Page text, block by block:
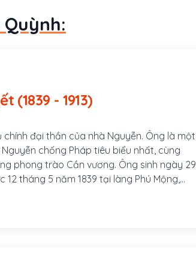
Tôn Thất Thuyết (1839 - 1913)
chính đại thần của nhà Nguyễn. Ông là một
chống Pháp tiêu biểu nhất, cùng
phong trào Cần vương. Ông sinh ngày 29
12 tháng 5 năm 1839 tại làng Phú Mộng,